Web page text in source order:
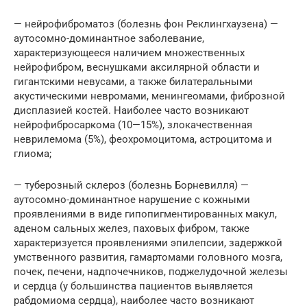
— нейрофиброматоз (болезнь фон Реклингхаузена) —
аутосомно-доминантное заболевание,
характеризующееся наличием множественных
нейрофибром, веснушками аксилярной области и
гигантскими невусами, а также билатеральными
акустическими невромами, менингеомами, фиброзной
дисплазией костей. Наиболее часто возникают
нейрофибросаркома (10—15%), злокачественная
неврилемома (5%), феохромоцитома, астроцитома и
глиома;
— туберозный склероз (болезнь Борневилля) —
аутосомно-доминантное нарушение с кожными
проявлениями в виде гипопигментированных макул,
аденом сальных желез, паховых фибром, также
характеризуется проявлениями эпилепсии, задержкой
умственного развития, гамартомами головного мозга,
почек, печени, надпочечников, поджелудочной железы
и сердца (у большинства пациентов выявляется
рабдомиома сердца), наиболее часто возникают